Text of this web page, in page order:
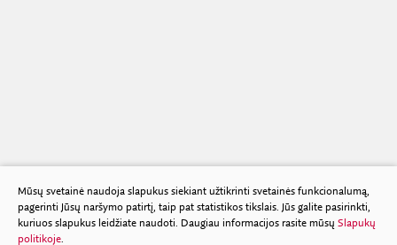
Mūsų svetainė naudoja slapukus siekiant užtikrinti svetainės funkcionalumą,
pagerinti Jūsų naršymo patirtį, taip pat statistikos tikslais. Jūs galite pasirinkti,
kuriuos slapukus leidžiate naudoti. Daugiau informacijos rasite mūsų Slapukų
politikoje.